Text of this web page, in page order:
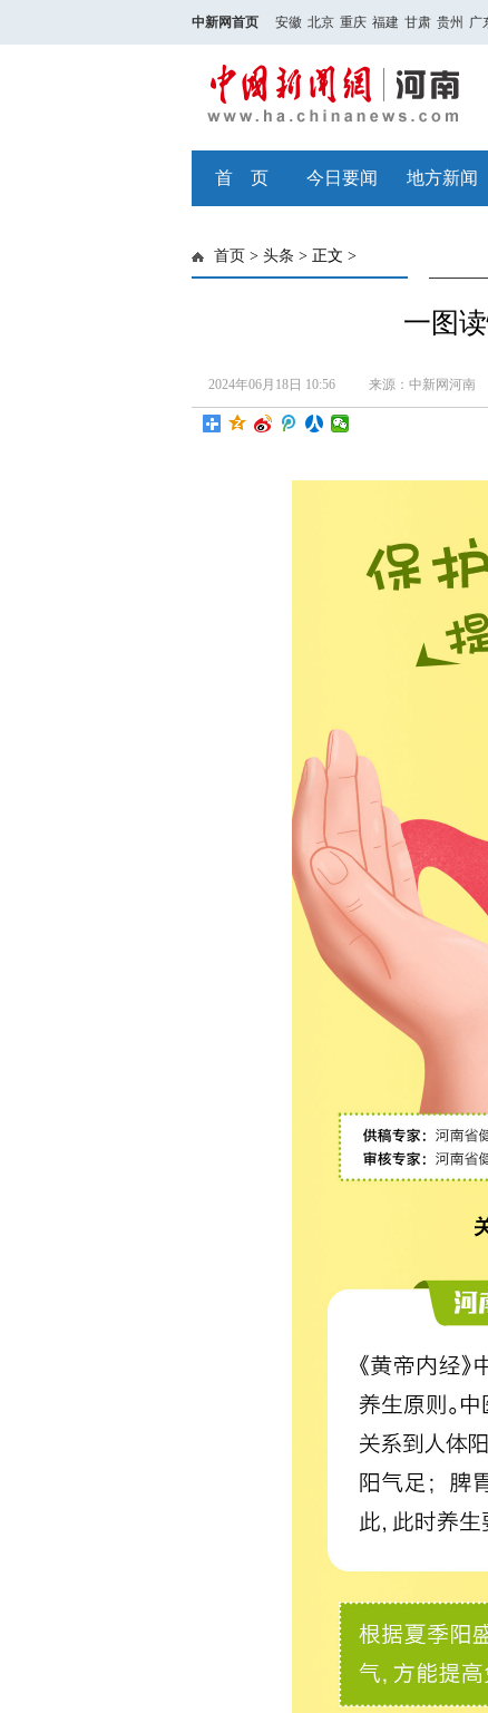
中新网首页 安徽 北京 重庆 福建 甘肃 贵州 广
首 页 今日要闻 地方新闻
首页 > 头条 > 正文 >
一图
2024年06月18日 10:56 来源：中新网河南